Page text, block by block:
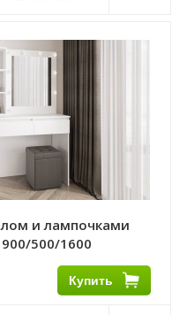
и лампочками
500/1600
Купить